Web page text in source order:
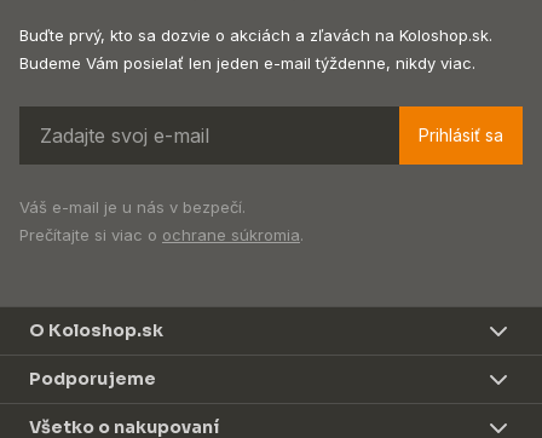
Buďte prvý, kto sa dozvie o akciách a zľavách na Koloshop.sk.
Budeme Vám posielať len jeden e-mail týždenne, nikdy viac.
Prihlásiť sa
Váš e-mail je u nás v bezpečí.
Prečítajte si viac o ochrane súkromia.
O Koloshop.sk
Podporujeme
Všetko o nakupovaní